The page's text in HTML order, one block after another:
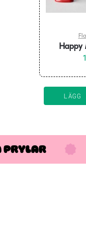
Happy
LÄGG
PRYLAR